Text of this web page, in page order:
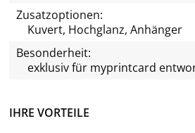
IHRE VORTEILE
Zusatzoptionen:
Kuvert, Hochglanz, Anhänger
Besonderheit:
exklusiv für myprintcard